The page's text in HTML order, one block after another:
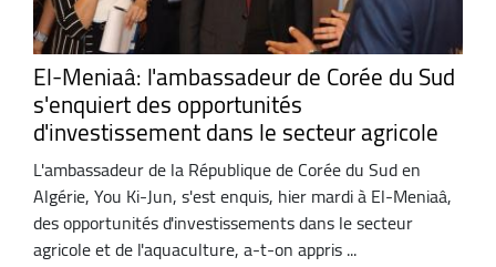
El-Meniaâ: l'ambassadeur de Corée du Sud
s'enquiert des opportunités
d'investissement dans le secteur agricole
L'ambassadeur de la République de Corée du Sud en
Algérie, You Ki-Jun, s'est enquis, hier mardi à El-Meniaâ,
des opportunités d'investissements dans le secteur
agricole et de l'aquaculture, a-t-on appris ...